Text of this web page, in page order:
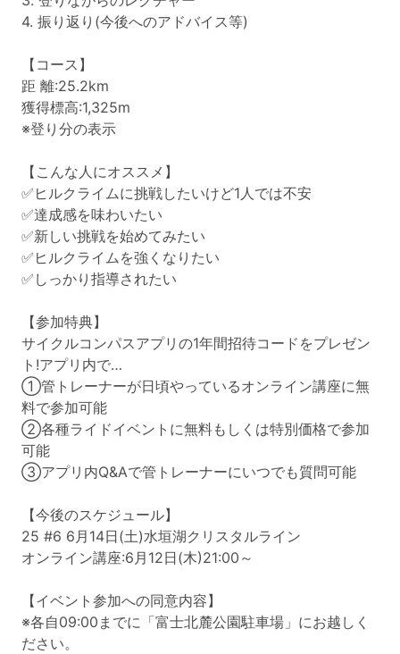
4. 振り返り(今後へのアドバイス等)
【コース】
距 離:25.2km
獲得標高:1,325m
※登り分の表示
【こんな人にオススメ】
✅ヒルクライムに挑戦したいけど1人では不安
✅達成感を味わいたい
✅新しい挑戦を始めてみたい
✅ヒルクライムを強くなりたい
✅しっかり指導されたい
【参加特典】
サイクルコンパスアプリの1年間招待コードをプレゼン
ト!アプリ内で…
①管トレーナーが日頃やっているオンライン講座に無
料で参加可能
②各種ライドイベントに無料もしくは特別価格で参加
可能
③アプリ内Q&Aで管トレーナーにいつでも質問可能
【今後のスケジュール】
25 #6 6月14日(土)水垣湖クリスタルライン
オンライン講座:6月12日(木)21:00～
【イベント参加への同意内容】
※各自09:00までに「富士北麓公園駐車場」にお越しく
ださい。